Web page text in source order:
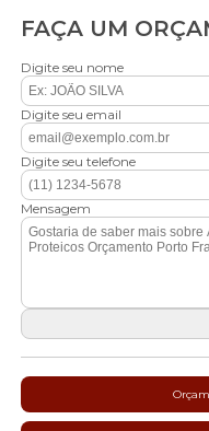
FAÇA UM
Digite seu nome
Digite seu email
Digite seu telefone
Mensagem